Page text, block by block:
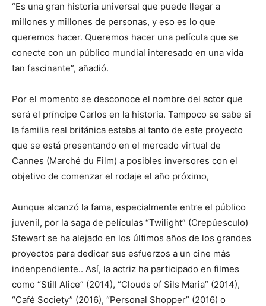
“Es una gran historia universal que puede llegar a
millones y millones de personas, y eso es lo que
queremos hacer. Queremos hacer una película que se
conecte con un público mundial interesado en una vida
tan fascinante”, añadió.
Por el momento se desconoce el nombre del actor que
será el príncipe Carlos en la historia. Tampoco se sabe si
la familia real británica estaba al tanto de este proyecto
que se está presentando en el mercado virtual de
Cannes (Marché du Film) a posibles inversores con el
objetivo de comenzar el rodaje el año próximo,
Aunque alcanzó la fama, especialmente entre el público
juvenil, por la saga de películas “Twilight” (Crepúesculo)
Stewart se ha alejado en los últimos años de los grandes
proyectos para dedicar sus esfuerzos a un cine más
indenpendiente.. Así, la actriz ha participado en filmes
como “Still Alice” (2014), “Clouds of Sils Maria” (2014),
“Café Society” (2016), “Personal Shopper” (2016) o